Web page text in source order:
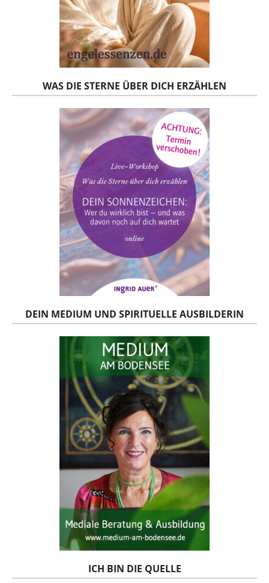
WAS DIE STERNE ÜBER DICH ERZÄHLEN
DEIN MEDIUM UND SPIRITUELLE AUSBILDERIN
ICH BIN DIE QUELLE